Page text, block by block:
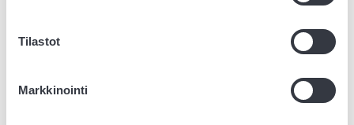
Tilastot
Markkinointi